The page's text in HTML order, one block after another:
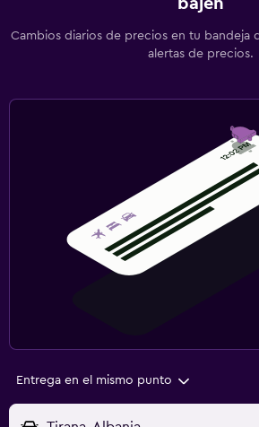
bajen
Cambios diarios de precios en tu bandeja
alertas de precios.
Entrega en el mismo punto